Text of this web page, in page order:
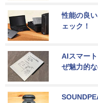
性能の良
ェック！
AIスマー
ぜ魅力的